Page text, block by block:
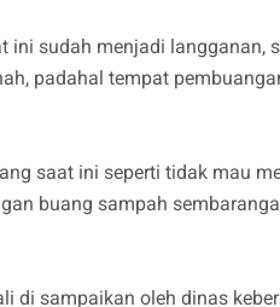
ini sudah menjadi langganan,
padahal tempat
saat ini seperti tidak mau
buang sampah
di sampaikan oleh dinas